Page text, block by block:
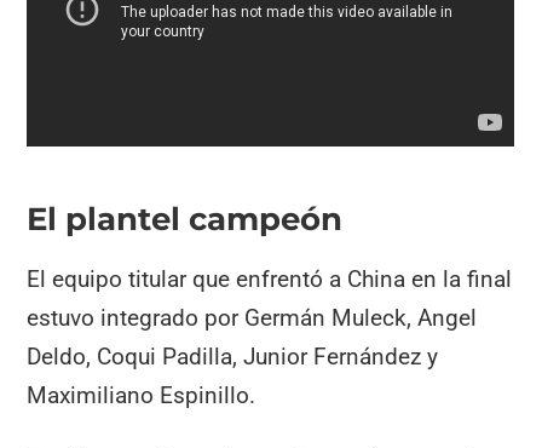
El plantel campeón
El equipo titular que enfrentó a China en la final
estuvo integrado por Germán Muleck, Angel
Deldo, Coqui Padilla, Junior Fernández y
Maximiliano Espinillo.